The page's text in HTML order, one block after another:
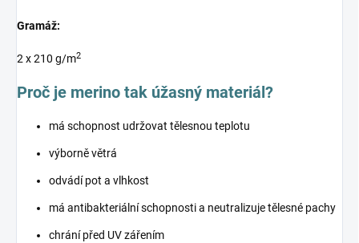
Gramáž:
2 x 210 g/m2
Proč je merino tak úžasný materiál?
má schopnost udržovat tělesnou teplotu
výborně větrá
odvádí pot a vlhkost
má antibakteriální schopnosti a neutralizuje tělesné pachy
chrání před UV zářením